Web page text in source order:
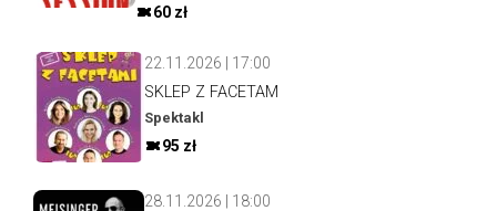
60 zł
22.11.2026 | 17:00
SKLEP Z FACETAM
Spektakl
95 zł
28.11.2026 | 18:00